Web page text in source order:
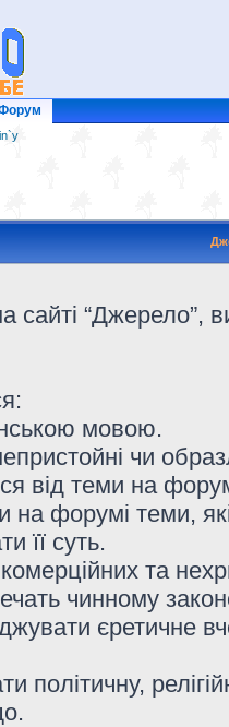
сайті “Джерело”,
мовою.
чи
від теми на
на форумі теми,
її суть.
та
чинному
єретичне
політичну,